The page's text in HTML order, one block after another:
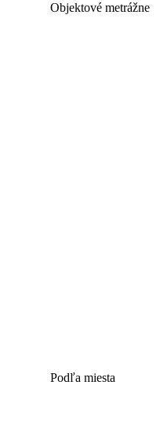
Objektové metrážne
Podľa miesta